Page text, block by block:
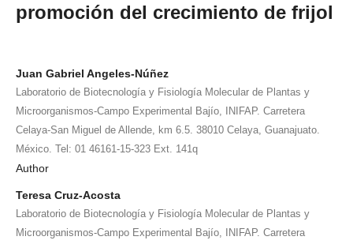
promoción del crecimiento de frijol
Juan Gabriel Angeles-Núñez
Laboratorio de Biotecnología y Fisiología Molecular de Plantas y
Microorganismos-Campo Experimental Bajío, INIFAP. Carretera
Celaya-San Miguel de Allende, km 6.5. 38010 Celaya, Guanajuato.
México. Tel: 01 46161-15-323 Ext. 141q
Author
Teresa Cruz-Acosta
Laboratorio de Biotecnología y Fisiología Molecular de Plantas y
Microorganismos-Campo Experimental Bajío, INIFAP. Carretera